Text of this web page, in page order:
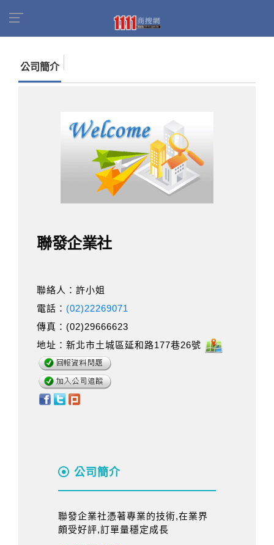
公司簡介
聯發企業社
聯絡人：許小姐
電話： (02)22269071
傳真：(02)29666623
地址：新北市土城區延和路177巷26號
公司簡介
聯發企業社憑著專業的技術,在業界
頗受好評,訂單量穩定成長